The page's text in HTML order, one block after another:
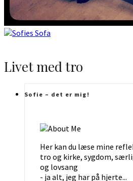
Livet med tro
Sofie – det er mig!
Her kan du læse mine
tro og kirke, sygdom,
og lovsang
- ja alt, jeg har på hjerte...